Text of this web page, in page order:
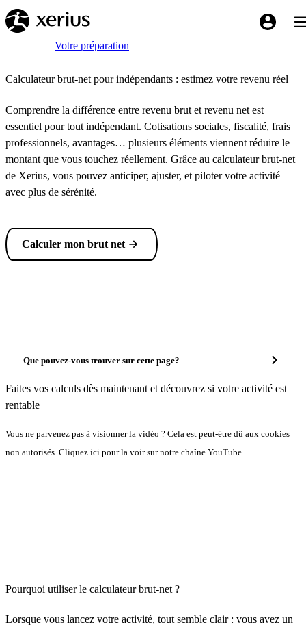
Sauter au contenu principal
My
Breadcrumb
AccueilVotre préparation
Calculateur brut-net pour indépendants : estimez votre revenu réel
Comprendre la différence entre revenu brut et revenu net est
essentiel pour tout indépendant. Cotisations sociales, fiscalité, frais
professionnels, avantages… plusieurs éléments viennent réduire le
montant que vous touchez réellement. Grâce au calculateur brut-net
de Xerius, vous pouvez anticiper, ajuster, et piloter votre activité
avec plus de sérénité.
Calculer mon brut net
Que pouvez-vous trouver sur cette page?
Faites vos calculs dès maintenant et découvrez si votre activité est
rentable
Vous ne parvenez pas à visionner la vidéo ? Cela est peut-être dû aux cookies
non autorisés. Cliquez ici pour la voir sur notre chaîne YouTube.
Pourquoi utiliser le calculateur brut-net ?
Lorsque vous lancez votre activité, tout semble clair : vous avez un